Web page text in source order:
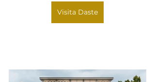
Visita Daste